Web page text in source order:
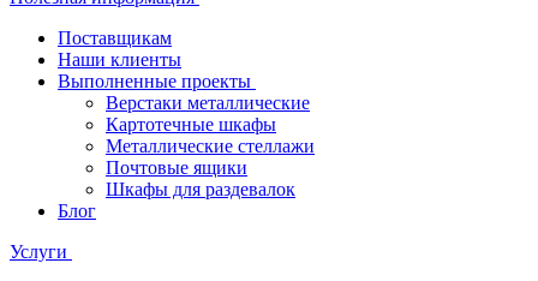
Поставщикам
Наши клиенты
Выполненные проекты
Верстаки металлические
Картотечные шкафы
Металлические стеллажи
Почтовые ящики
Шкафы для раздевалок
Блог
Услуги